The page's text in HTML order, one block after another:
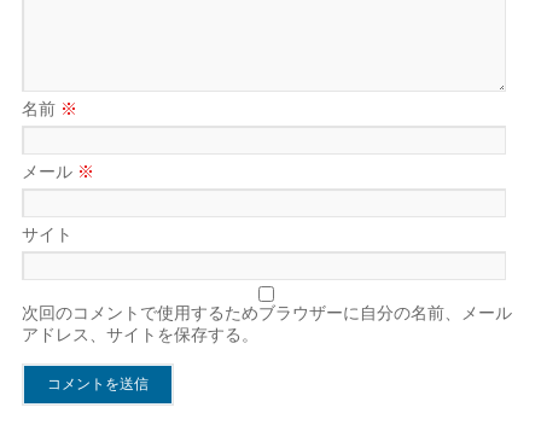
名前 ※
メール ※
サイト
次回のコメントで使用するためブラウザーに自分の名前、メール
アドレス、サイトを保存する。